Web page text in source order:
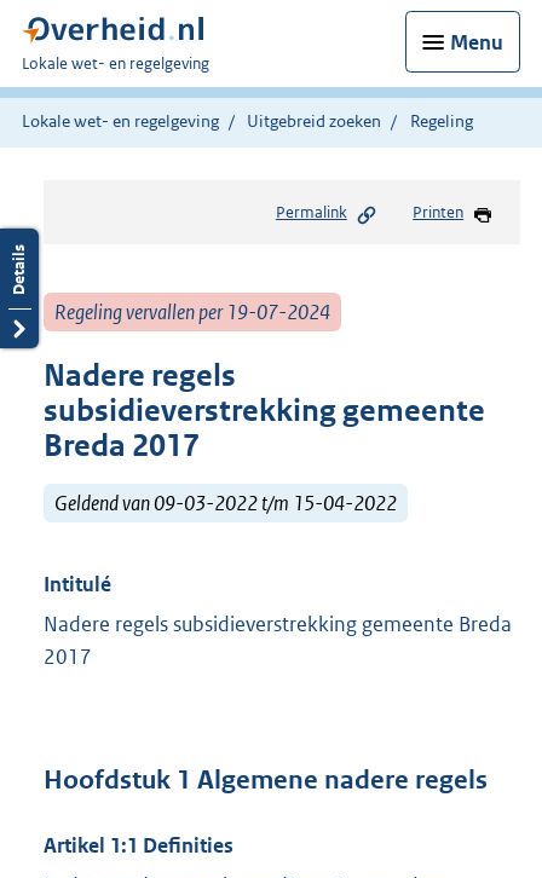
Menu
U
bent
hier:
Lokale wet- en regelgeving
Lokale wet- en regelgeving Uitgebreid zoeken Regeling
Permalink Printen
Regeling vervallen per 19-07-2024
Nadere regels
subsidieverstrekking gemeente
Breda 2017
Geldend van 09-03-2022 t/m 15-04-2022
Intitulé
Nadere regels subsidieverstrekking gemeente Breda
2017
Hoofdstuk 1 Algemene nadere regels
Artikel 1:1 Definities